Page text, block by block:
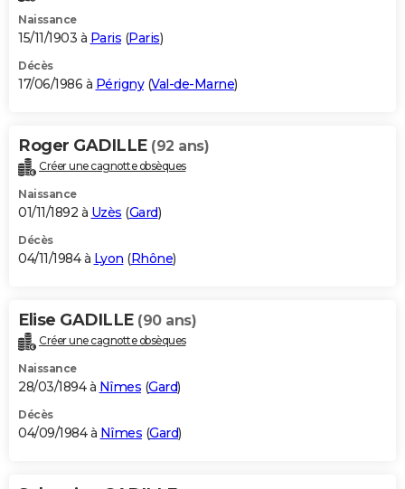
Naissance
15/11/1903 à Paris (Paris)
Décès
17/06/1986 à Périgny(Val-de-Marne)
Roger GADILLE (92 ans)
Créer une cagnotte obsèques
Naissance
01/11/1892 à Uzès (Gard)
Décès
04/11/1984 à Lyon (Rhône)
Elise GADILLE (90 ans)
Créer une cagnotte obsèques
Naissance
28/03/1894 à Nîmes (Gard)
Décès
04/09/1984 à Nîmes (Gard)